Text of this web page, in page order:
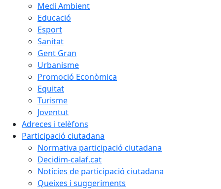
Medi Ambient
Educació
Esport
Sanitat
Gent Gran
Urbanisme
Promoció Econòmica
Equitat
Turisme
Joventut
Adreces i telèfons
Participació ciutadana
Normativa participació ciutadana
Decidim-calaf.cat
Notícies de participació ciutadana
Queixes i suggeriments